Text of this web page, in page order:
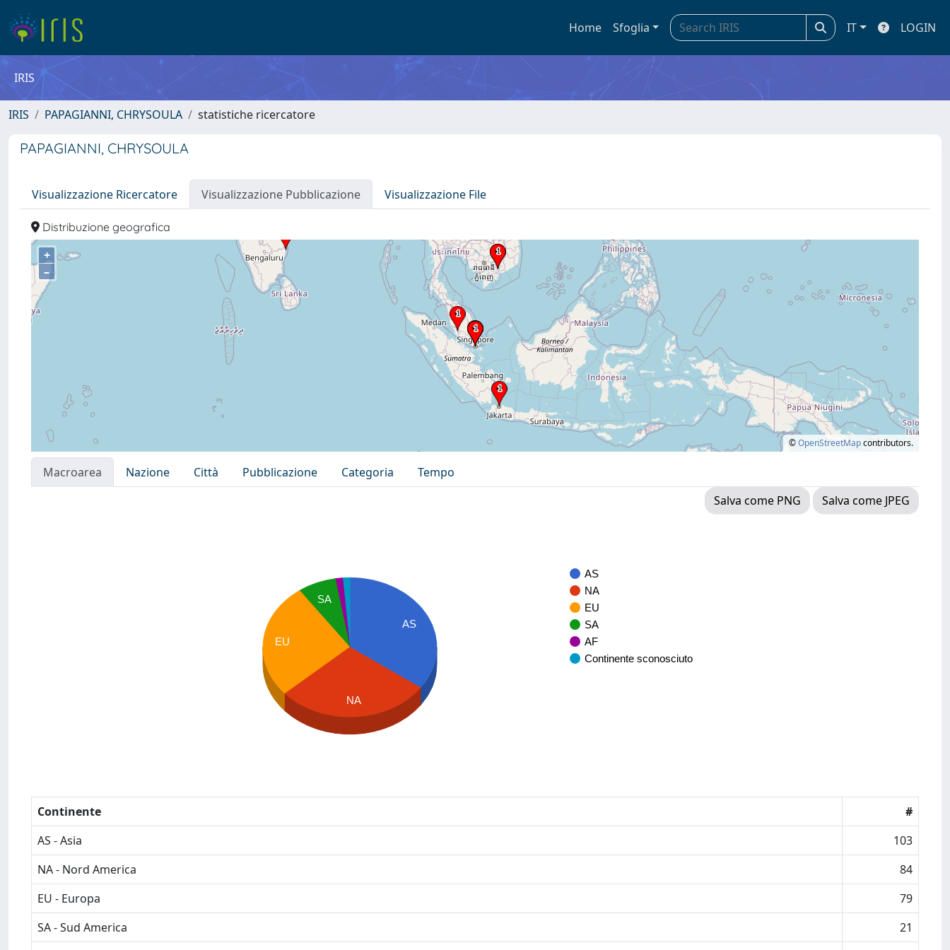
Home Sfoglia IT LOGIN
IRIS
IRIS PAPAGIANNI, CHRYSOULA statistiche ricercatore
PAPAGIANNI, CHRYSOULA
Visualizzazione Ricercatore Visualizzazione Pubblicazione Visualizzazione File
Distribuzione geografica
+
–
©OpenStreetMapcontributors.
Macroarea Nazione Città Pubblicazione Categoria
Tempo
Salva come PNG
Salva come JPEG
AS
NA
EU
SA
AF
Continente sconosciuto
AS
SA
EU
NA
Continente
#
AS - Asia
103
NA - Nord America
84
EU - Europa
79
SA - Sud America
21